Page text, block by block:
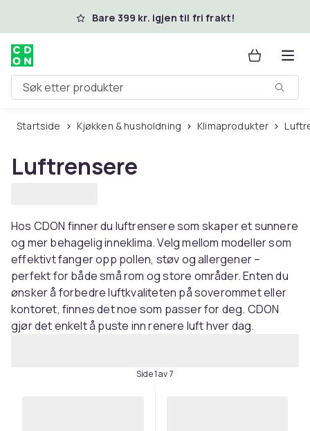
Hopp til hovedinnholdBare 399 kr. igjen til fri frakt!
Søk etter produkter
Startside Kjøkken & husholdning Klimaprodukter
Luftrensere
Hos CDON finner du luftrensere som skaper et sunnere
og mer behagelig inneklima. Velg mellom modeller som
effektivt fanger opp pollen, støv og allergener –
perfekt for både små rom og store områder. Enten du
ønsker å forbedre luftkvaliteten på soverommet eller
kontoret, finnes det noe som passer for deg. CDON
gjør det enkelt å puste inn renere luft hver dag.
Side 1 av 7